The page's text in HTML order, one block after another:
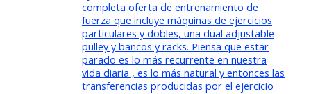
completa oferta de entrenamiento de
fuerza que incluye máquinas de ejercicios
particulares y dobles, una dual adjustable
pulley y bancos y racks. Piensa que estar
parado es lo más recurrente en nuestra
vida diaria , es lo más natural y entonces las
transferencias producidas por el ejercicio